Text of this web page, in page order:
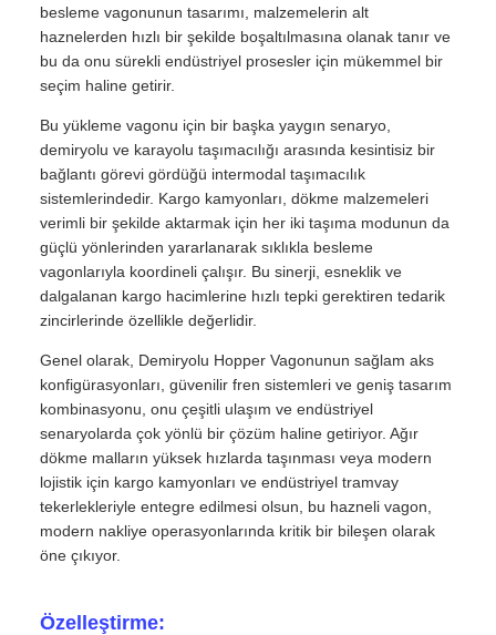
besleme vagonunun tasarımı, malzemelerin alt
haznelerden hızlı bir şekilde boşaltılmasına olanak tanır ve
bu da onu sürekli endüstriyel prosesler için mükemmel bir
seçim haline getirir.
Bu yükleme vagonu için bir başka yaygın senaryo,
demiryolu ve karayolu taşımacılığı arasında kesintisiz bir
bağlantı görevi gördüğü intermodal taşımacılık
sistemlerindedir. Kargo kamyonları, dökme malzemeleri
verimli bir şekilde aktarmak için her iki taşıma modunun da
güçlü yönlerinden yararlanarak sıklıkla besleme
vagonlarıyla koordineli çalışır. Bu sinerji, esneklik ve
dalgalanan kargo hacimlerine hızlı tepki gerektiren tedarik
zincirlerinde özellikle değerlidir.
Genel olarak, Demiryolu Hopper Vagonunun sağlam aks
konfigürasyonları, güvenilir fren sistemleri ve geniş tasarım
kombinasyonu, onu çeşitli ulaşım ve endüstriyel
senaryolarda çok yönlü bir çözüm haline getiriyor. Ağır
dökme malların yüksek hızlarda taşınması veya modern
lojistik için kargo kamyonları ve endüstriyel tramvay
tekerlekleriyle entegre edilmesi olsun, bu hazneli vagon,
modern nakliye operasyonlarında kritik bir bileşen olarak
öne çıkıyor.
Özelleştirme: